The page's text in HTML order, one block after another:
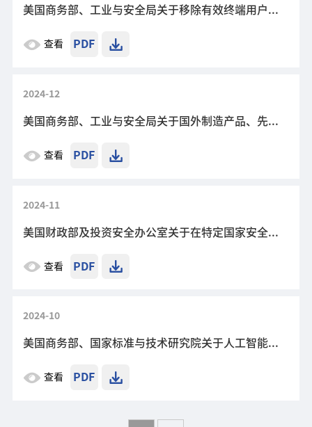
美国商务部、工业与安全局关于移除有效终端用户项目的实体清单调整与附加条款
查看 PDF
2024-12
美国商务部、工业与安全局关于国外制造产品、先进计算及半导体产品生产限制措施的补充条例
查看 PDF
2024-11
美国财政部及投资安全办公室关于在特定国家安全技术及产品方面对有关国家投资的规定
查看 PDF
2024-10
美国商务部、国家标准与技术研究院关于人工智能驱动的自主实验应用于可持续半导体材料的提案
查看 PDF